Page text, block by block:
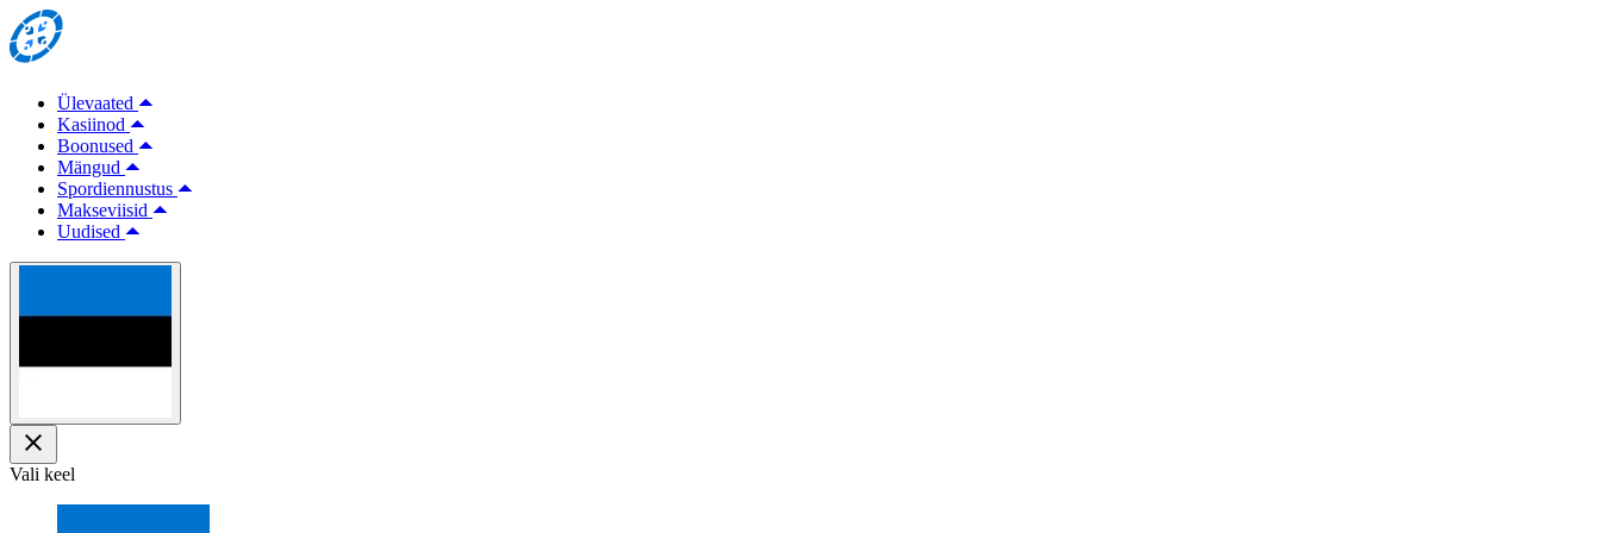
Ülevaated
Kasiinod
Boonused
Mängud
Spordiennustus
Makseviisid
Uudised
Vali keel